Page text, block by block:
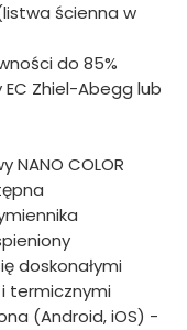
ścienna w
do 85%
Zhiel-Abegg lub
COLOR
doskonałymi
termicznymi
(Android, iOS) -